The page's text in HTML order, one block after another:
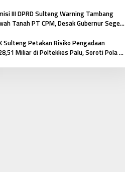
III DPRD Sulteng Warning Tambang
Tanah PT CPM, Desak Gubernur Segera
Sulteng Petakan Risiko Pengadaan
Miliar di Poltekkes Palu, Soroti Pola E-